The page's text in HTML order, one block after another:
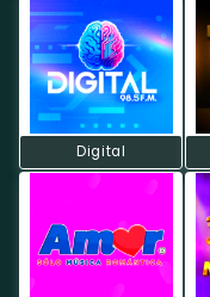
Digital